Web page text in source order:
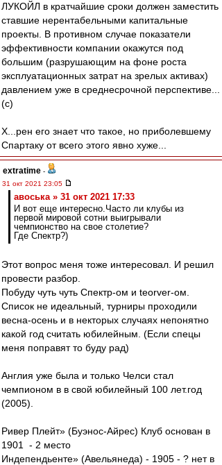
ЛУКОЙЛ в кратчайшие сроки должен заместить
ставшие нерентабельными капитальные
проекты. В противном случае показатели
эффективности компании окажутся под
большим (разрушающим на фоне роста
эксплуатационных затрат на зрелых активах)
давлением уже в среднесрочной перспективе...
(с)
Х...рен его знает что такое, но приболевшему
Спартаку от всего этого явно хуже...
extratime -
31 окт 2021 23:05
авоська » 31 окт 2021 17:33
И вот еще интересно.Часто ли клубы из
первой мировой сотни выигрывали
чемпионство на свое столетие?
Где Спектр?)
Этот вопрос меня тоже интересовал. И решил
провести разбор.
Побуду чуть чуть Спектр-ом и teorver-ом.
Список не идеальный, турниры проходили
весна-осень и в некторых случаях непонятно
какой год считать юбилейным. (Если спецы
меня поправят то буду рад)
Англия уже была и только Челси стал
чемпионом в в свой юбилейный 100 лет.год
(2005).
Ривер Плейт» (Буэнос-Айрес) Клуб основан в
1901 - 2 место
Индепендьенте» (Авельянеда) - 1905 - ? нет в